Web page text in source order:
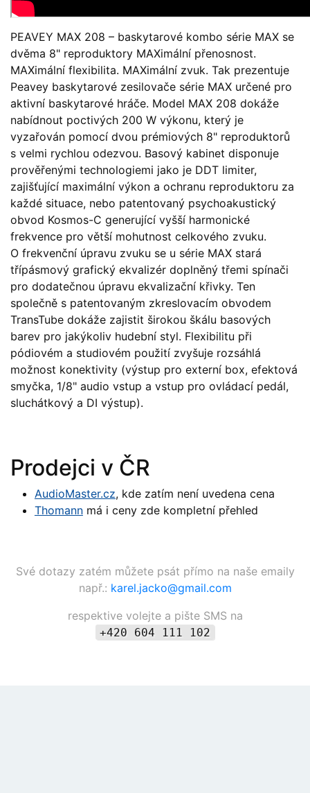
PEAVEY MAX 208 – baskytarové kombo série MAX se
dvěma 8" reproduktory MAXimální přenosnost.
MAXimální flexibilita. MAXimální zvuk. Tak prezentuje
Peavey baskytarové zesilovače série MAX určené pro
aktivní baskytarové hráče. Model MAX 208 dokáže
nabídnout poctivých 200 W výkonu, který je
vyzařován pomocí dvou prémiových 8" reproduktorů
s velmi rychlou odezvou. Basový kabinet disponuje
prověřenými technologiemi jako je DDT limiter,
zajišťující maximální výkon a ochranu reproduktoru za
každé situace, nebo patentovaný psychoakustický
obvod Kosmos-C generující vyšší harmonické
frekvence pro větší mohutnost celkového zvuku.
O frekvenční úpravu zvuku se u série MAX stará
třípásmový grafický ekvalizér doplněný třemi spínači
pro dodatečnou úpravu ekvalizační křivky. Ten
společně s patentovaným zkreslovacím obvodem
TransTube dokáže zajistit širokou škálu basových
barev pro jakýkoliv hudební styl. Flexibilitu při
pódiovém a studiovém použití zvyšuje rozsáhlá
možnost konektivity (výstup pro externí box, efektová
smyčka, 1/8" audio vstup a vstup pro ovládací pedál,
sluchátkový a DI výstup).
Prodejci v ČR
AudioMaster.cz, kde zatím není uvedena cena
Thomannmá i ceny zde kompletní přehled
Své dotazy zatém můžete psát přímo na naše emaily
např.: karel.jacko@gmail.com
respektive volejte a pište SMS na
+420 604 111 102